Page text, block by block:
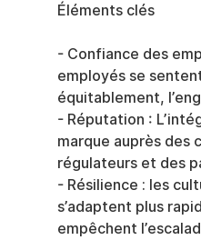
Éléments clés
- Confiance des
employés se
équitablement,
- Réputation :
marque auprès des
régulateurs et des
- Résilience : les
s’adaptent plus
empêchent